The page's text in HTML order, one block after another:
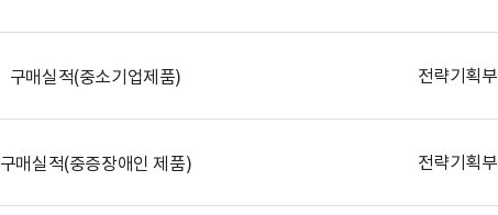
구매실적(중소기업제품) 전략기획부
구매실적(중증장애인 제품) 전략기획부